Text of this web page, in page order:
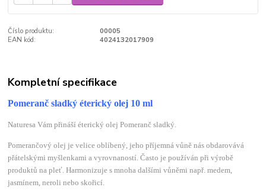
Číslo produktu:
00005
EAN kód:
4024132017909
Kompletní specifikace
Pomeranč sladký éterický olej 10 ml
Naturesa Vám přináší éterický olej Pomeranč sladký.
Pomerančový olej je velice oblíbený, jeho příjemná vůně nás obdarovává
přátelskými myšlenkami a vyrovnaností. Často je používán při výrobě
produktů na pleť. Harmonizuje s mnoha dalšími vůněmi např. medem,
jasmínem, neroli nebo skořicí.